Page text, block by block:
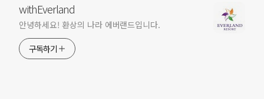
withEverland
안녕하세요! 환상의 나라 에버랜드입니다.
구독하기